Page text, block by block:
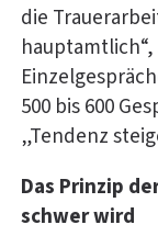
die
500 bis 600
„Tendenz
Das Prinzip
schwer wird